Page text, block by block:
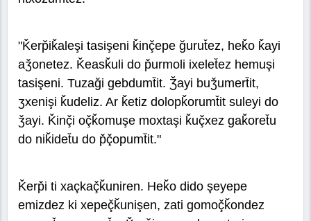
"Ǩerp̌iǩaleşi tasişeni ǩinç̌epe ğurut̆ez, heǩo ǩayi
aǯonetez. Ǩeasǩuli do p̌urmoli ixelet̆ez hemuşi
tasişeni. Tuzaği gebdumt̆it. Ǯayi buǯumert̆it,
ʒxenişi ǩudeliz. Ar ǩetiz dolopǩorumt̆it suleyi do
ǯayi. Ǩinç̌i oç̌ǩomuşe moxtaşi ǩuç̌xez gaǩoret̆u
do niǩidet̆u do p̌ç̌opumt̆it."
Ǩerp̌i ti xaçkaç̌ǩuniren. Heǩo dido şeyepe
emizdez ki xepeç̌ǩunişen, zati gomoç̌ǩondez